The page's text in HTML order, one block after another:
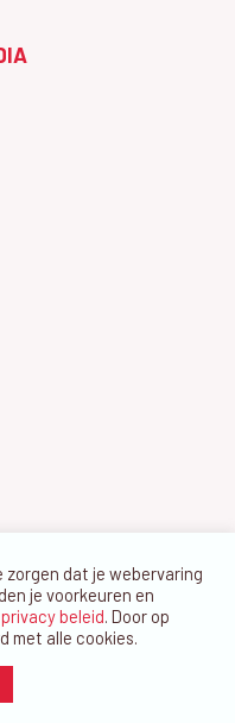
2026 - website ontwerp
zorgen dat je webervaring
je voorkeuren en
privacy beleid. Door op
met alle cookies.